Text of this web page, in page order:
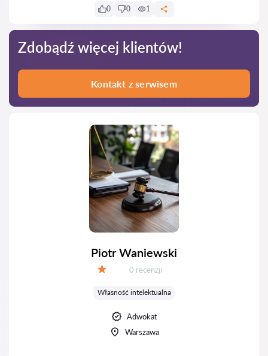
0 0 1
Zdobądź więcej klientów!
Kontakt z serwisem
Piotr Waniewski
Recenzji:
0 recenzji
Własność intelektualna
Adwokat
Warszawa